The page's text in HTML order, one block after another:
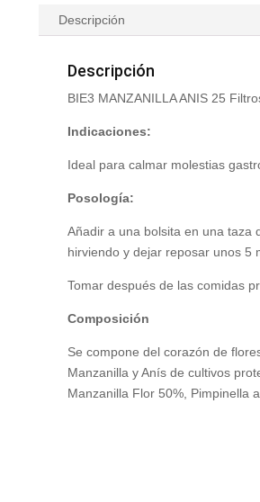
Descripción
Descripción
BIE3 MANZANILLA ANIS 25
Indicaciones:
Ideal para calmar molestias
Posología:
Añadir a una bolsita en una taza
hirviendo y dejar reposar unos 5
Tomar después de las comidas
Composición
Se compone del corazón de
Manzanilla y Anís de cultivos
Manzanilla Flor 50%, Pimpinella